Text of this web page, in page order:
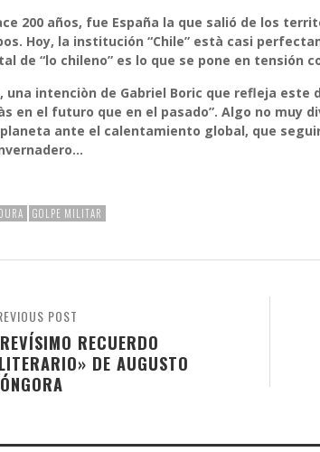
200 años, fue España la que salió de los
Hoy, la institución “Chile” està casi
de “lo chileno” es lo que se pone en tensión
una intenciòn de Gabriel Boric que refleja este
en el futuro que en el pasado”. Algo no muy
ante el calentamiento global, que
GOLPE MILITAR
POST
RECUERDO
DE AUGUSTO